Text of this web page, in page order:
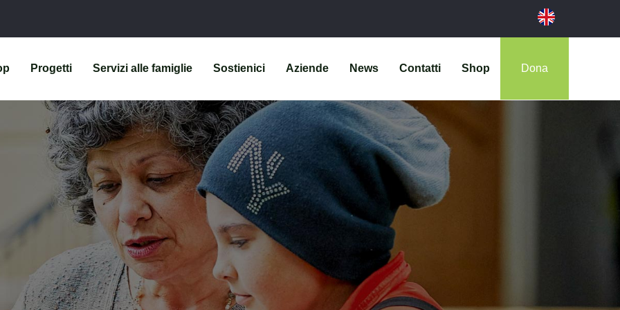
Progetti Servizi alle famiglie Sostienici Aziende News Contatti Shop Dona